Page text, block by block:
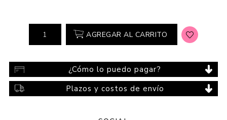
AGREGAR AL CARRITO
¿Cómo lo puedo pagar?
Plazos y costos de envío